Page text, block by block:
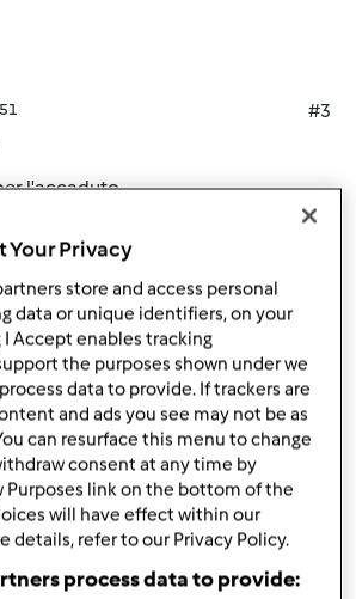
#3
l'accaduto.
gestione degli abbonamenti avviene
trova tutti i recapiti sull'ultima
presto.
Your Privacy
store and access personal
data or unique identifiers, on your
Accept enables tracking
the purposes shown under we
data to provide. If trackers are
and ads you see may not be as
can resurface this menu to change
consent at any time by
Purposes link on the bottom of the
will have effect within our
details, refer to our Privacy Policy.
process data to provide: